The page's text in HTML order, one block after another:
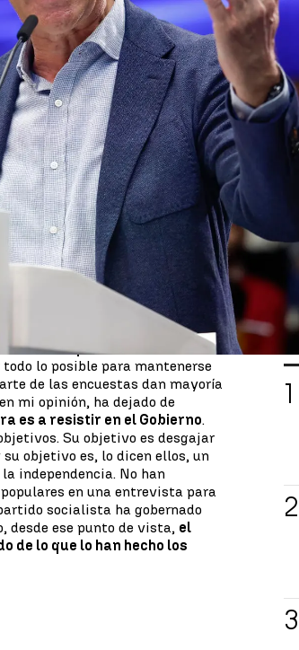
WhatsappFacebook
X Linkedin
duramente este sábado
al Estadotrasla reforma del
manera definitiva en el Senado
Alta daba luz verde a
la
penas en el delito de
de una cesión a las
las últimas cuentas
al presidente del
todo lo posible para mantenerse
de las encuestas dan mayoría
mi opinión, ha dejado de
es a resistir en el Gobierno.
Su objetivo es desgajar
objetivo es, lo dicen ellos, un
independencia. No han
en una entrevista para
socialista ha gobernado
desde ese punto de vista, el
de lo que lo han hecho los